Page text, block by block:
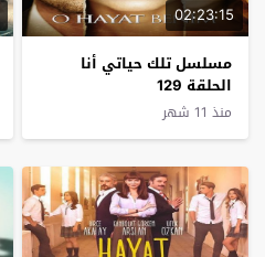
02:23:15
مسلسل تلك حياتي أنا
الحلقة 129
منذ 11 شهر